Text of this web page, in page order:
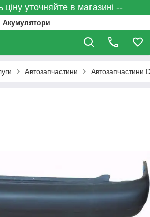
ціну уточняйте в магазині --
Акумулятори
Автозапчастини Автозапчастини